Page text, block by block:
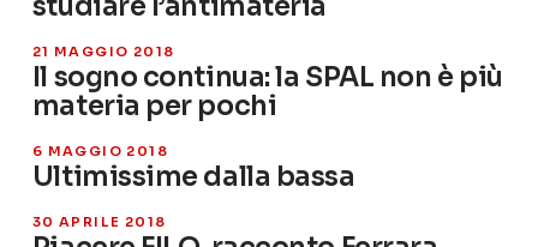
21 MAGGIO 2018
Il sogno continua: la SPAL non è più
materia per pochi
6 MAGGIO 2018
Ultimissime dalla bassa
30 APRILE 2018